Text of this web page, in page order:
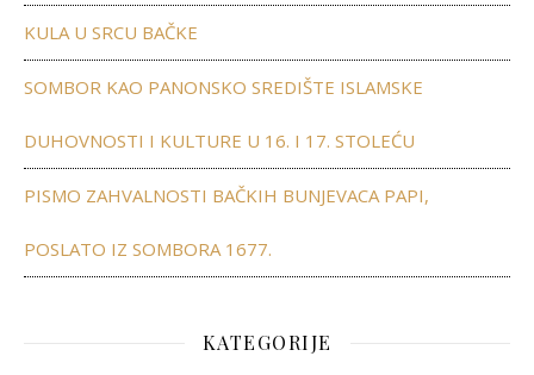
KULA U SRCU BAČKE
SOMBOR KAO PANONSKO SREDIŠTE ISLAMSKE
DUHOVNOSTI I KULTURE U 16. I 17. STOLEĆU
PISMO ZAHVALNOSTI BAČKIH BUNJEVACA PAPI,
POSLATO IZ SOMBORA 1677.
KATEGORIJE